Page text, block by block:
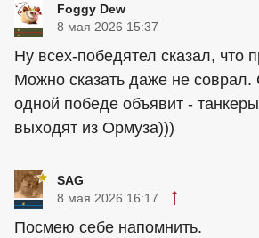
Foggy Dew
8 мая 2026 15:37
Ну всех-победятел сказал, что
Можно сказать даже не
одной победе объявит -
выходят из Ормуза)))
SAG
8 мая 2026 16:17
Посмею себе напомнить.